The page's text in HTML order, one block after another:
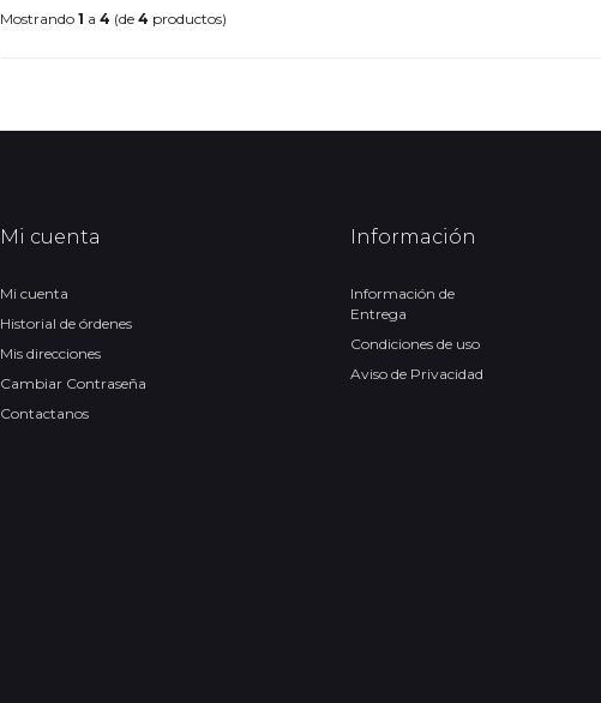
Mostrando 1 a 4 (de 4 productos)
Mi cuenta
Mi cuenta
Historial de órdenes
Mis direcciones
Cambiar Contraseña
Contactanos
Información
Información de
Entrega
Condiciones de uso
Aviso de Privacidad